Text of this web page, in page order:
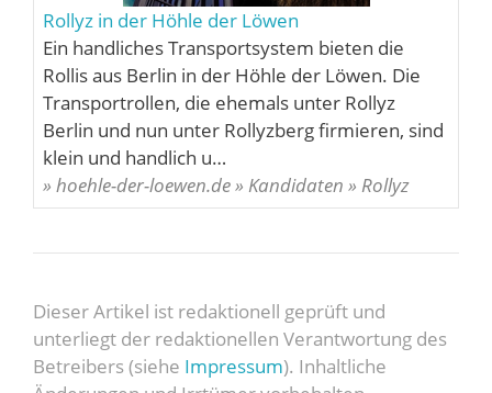
Rollyz in der Höhle der Löwen
Ein handliches Transportsystem bieten die
Rollis aus Berlin in der Höhle der Löwen. Die
Transportrollen, die ehemals unter Rollyz
Berlin und nun unter Rollyzberg firmieren, sind
klein und handlich u…
» hoehle-der-loewen.de » Kandidaten » Rollyz
Dieser Artikel ist redaktionell geprüft und
unterliegt der redaktionellen Verantwortung des
Betreibers (siehe Impressum). Inhaltliche